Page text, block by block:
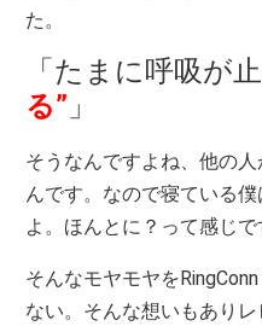
た。
「たまに呼吸が
る” 」
そうなんですよね、他の
んです。なので寝ている
よ。ほんとに？って感じで
そんなモヤモヤを
ない。そんな想いもありレ